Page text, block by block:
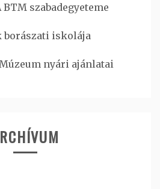
BTM szabadegyeteme
borászati iskolája
nyári ajánlatai